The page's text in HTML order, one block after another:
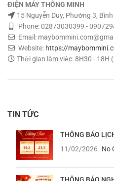
ĐIỆN MÁY THÔNG MINH
15 Nguyễn Duy, Phường 3,
Phone: 02873030399 -
Email:
Website: https://
Thời gian làm việc: 8H30 - 18H
TIN TỨC
THÔNG BÁO
11/02/2026
No